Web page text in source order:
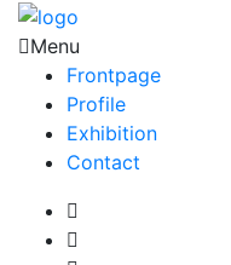
Menu
Frontpage
Profile
Exhibition
Contact